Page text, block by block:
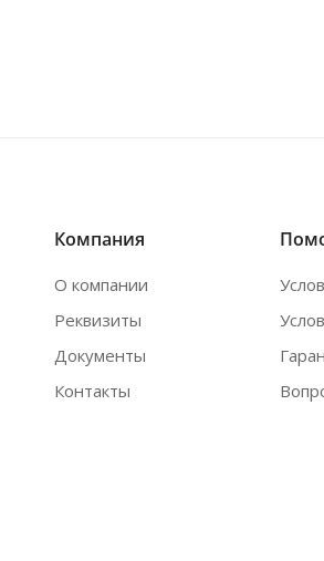
Компания
О компании
Реквизиты
Документы
Контакты